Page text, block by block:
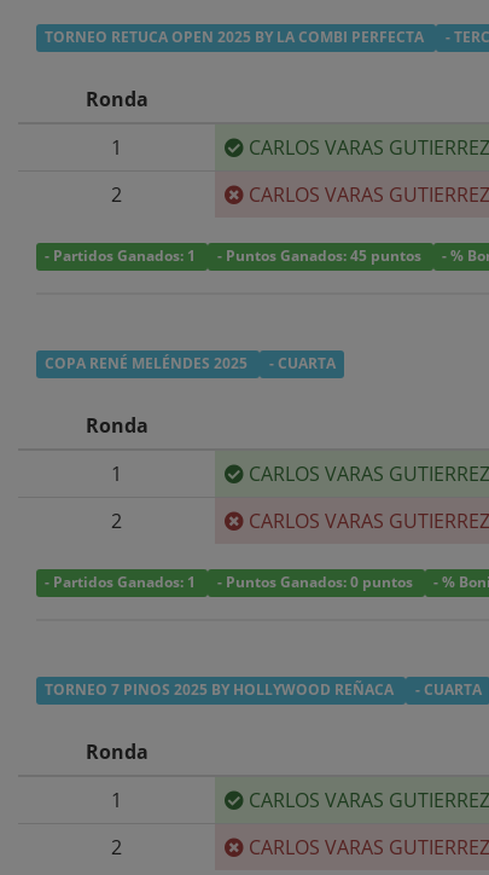
TORNEO RETUCA OPEN 2025 BY LA COMBI PERFECTA -
Ronda
1
CARLOS VARAS GUTIERREZ
2 CARLOS VARAS GUTIERREZ
- Partidos Ganados: 1 - Puntos Ganados: 45 puntos - %
COPA RENÉ MELÉNDES 2025 - CUARTA
Ronda
1
CARLOS VARAS GUTIERREZ
2 CARLOS VARAS GUTIERREZ
- Partidos Ganados: 1 - Puntos Ganados: 0 puntos - %
TORNEO 7 PINOS 2025 BY HOLLYWOOD REÑACA - CUARTA
Ronda
1
CARLOS VARAS GUTIERREZ
2 CARLOS VARAS GUTIERREZ